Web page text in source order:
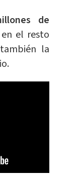
de
el resto
la